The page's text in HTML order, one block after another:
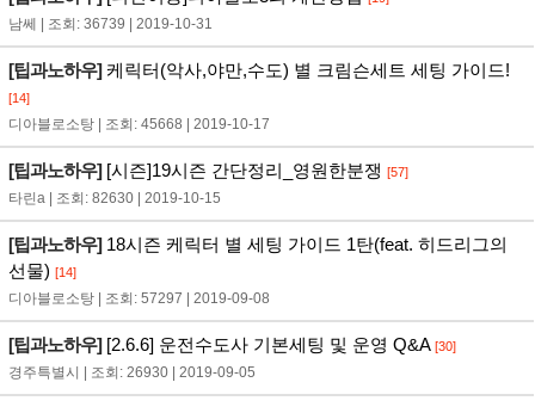
남쎄 | 조회: 36739 | 2019-10-31
[팁과노하우]케릭터(악사,야만,수도) 별 크림슨세트 세팅 가이드!
[14]
디아블로소탕 | 조회: 45668 | 2019-10-17
[팁과노하우][시즌]19시즌 간단정리_영원한분쟁 [57]
타린a | 조회: 82630 | 2019-10-15
[팁과노하우]18시즌 케릭터 별 세팅 가이드 1탄(feat. 히드리그의
선물) [14]
디아블로소탕 | 조회: 57297 | 2019-09-08
[팁과노하우][2.6.6] 운전수도사 기본세팅 및 운영 Q&A [30]
경주특별시 | 조회: 26930 | 2019-09-05